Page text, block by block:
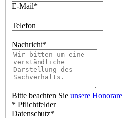
E-Mail*
Telefon
Nachricht*
Bitte beachten Sie unsere Honorare
* Pflichtfelder
Datenschutz*